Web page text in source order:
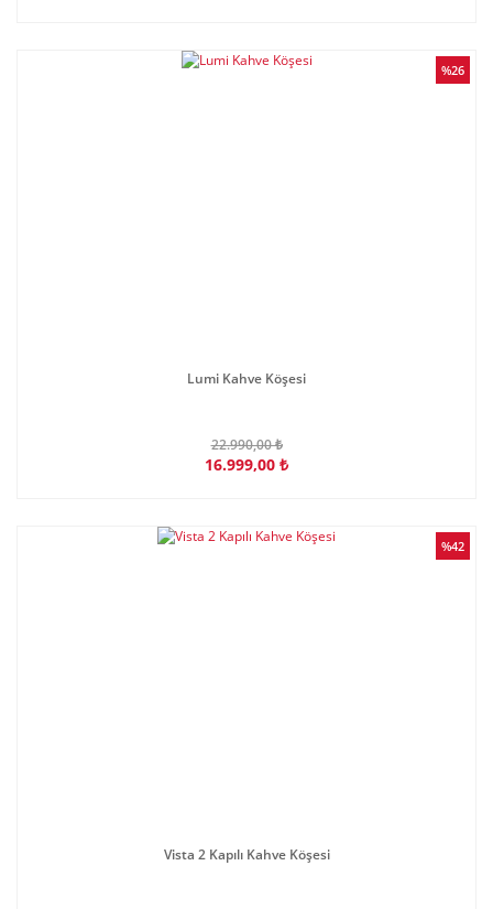
%26
Lumi Kahve Köşesi
22.990,00 ₺
16.999,00 ₺
%42
Vista 2 Kapılı Kahve Köşesi